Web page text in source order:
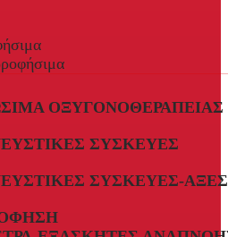
ΟΞΥΓΟΝΟΘΕΡΑΠΕΊΑΣ
ΣΥΣΚΕΥΈΣ
ΣΥΣΚΕΥΈΣ-